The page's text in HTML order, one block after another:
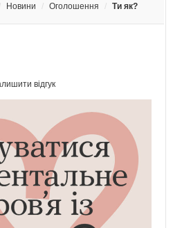
Новини Оголошення Ти як?
відгук